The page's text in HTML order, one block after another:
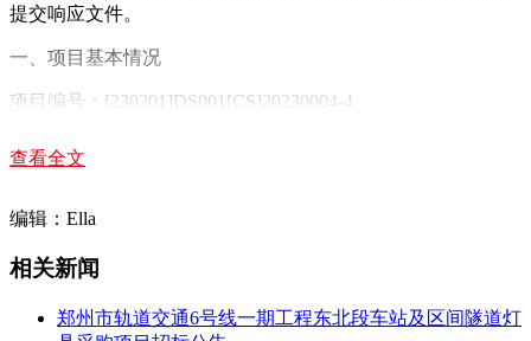
提交响应文件。
一、项目基本情况
项目编号：[230201]DS001[CS]20230004-4
项目名称：公交站牌购置及更换服务项目(五次)
预算金额：988,400.00元
采购需求：
合同包1(公交站牌购置及更换服务项目):
查看全文
编辑：Ella
相关新闻
郑州市轨道交通6号线一期工程东北段车站及区间隧道灯